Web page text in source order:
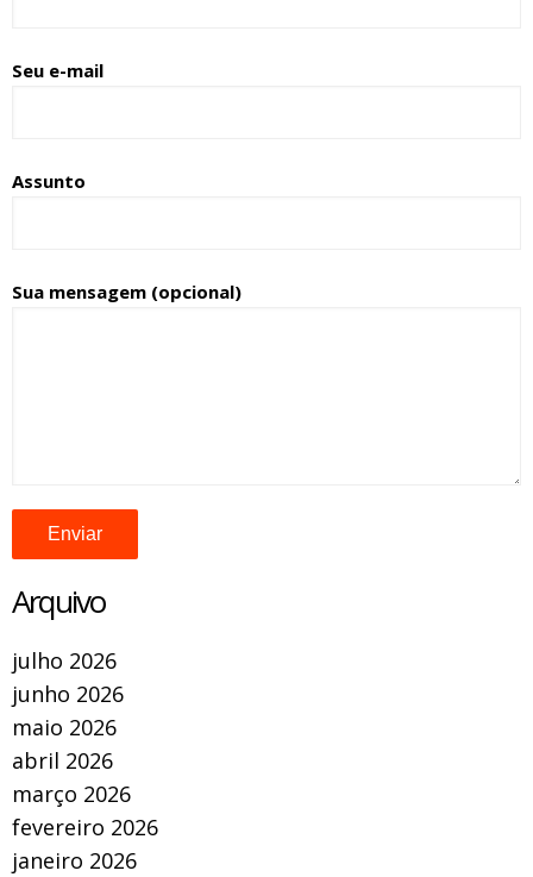
Seu e-mail
Assunto
Sua mensagem (opcional)
Arquivo
julho 2026
junho 2026
maio 2026
abril 2026
março 2026
fevereiro 2026
janeiro 2026